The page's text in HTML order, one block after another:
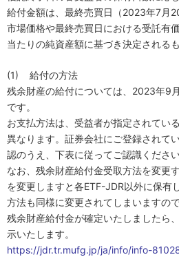
給付金額は、最終売買日（2023年7月
市場価格や最終売買日における受託有
当たりの純資産額に基づき決定される
(1) 給付の方法
残余財産の給付については、 2023年9 月
です。
お支払方法は、受益者が指定されてい
異なります。証券会社にご登録されて
認のうえ、下表に従ってご認識ください
なお、残余財産給付金受取方法を変更
を変更しますと各ETF-JDR以外に保有
方法も同様に変更されてしまいますの
残余財産給付金が確定いたしましたら
示いたします。
https://jdr.tr.mufg.jp/ja/info/info-